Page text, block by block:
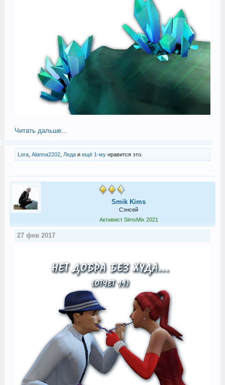
Читать дальше...
Lora, Alanna2202, Ледаи ещё 1-мунравится это.
Smik Kims
Сэнсей
Активист SimsMix 2021
27 фев 2017